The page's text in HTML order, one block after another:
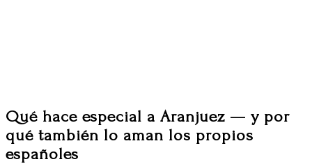
Qué hace especial a Aranjuez — y por
qué también lo aman los propios
españoles